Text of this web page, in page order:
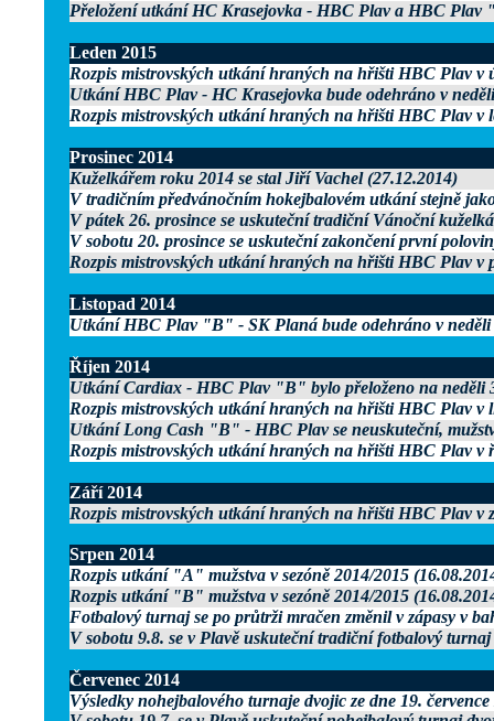
Přeložení utkání HC Krasejovka - HBC Plav a HBC Plav
Leden 2015
Rozpis mistrovských utkání hraných na hřišti HBC Plav v
Utkání HBC Plav - HC Krasejovka bude odehráno v
Rozpis mistrovských utkání hraných na hřišti HBC Plav v
Prosinec 2014
Kuželkářem roku 2014 se stal Jiří Vachel (27.12.2014)
V tradičním předvánočním hokejbalovém utkání stejně
V pátek 26. prosince se uskuteční tradiční Vánoční
V sobotu 20. prosince se uskuteční zakončení první
Rozpis mistrovských utkání hraných na hřišti HBC Plav v
Listopad 2014
Utkání HBC Plav "B" - SK Planá bude odehráno v neděli
Říjen 2014
Utkání Cardiax - HBC Plav "B" bylo přeloženo na neděli
Rozpis mistrovských utkání hraných na hřišti HBC Plav v
Utkání Long Cash "B" - HBC Plav se neuskuteční,
Rozpis mistrovských utkání hraných na hřišti HBC Plav v
Září 2014
Rozpis mistrovských utkání hraných na hřišti HBC Plav v
Srpen 2014
Rozpis utkání "A" mužstva v sezóně 2014/2015
Rozpis utkání "B" mužstva v sezóně 2014/2015
Fotbalový turnaj se po průtrži mračen změnil v zápasy v
V sobotu 9.8. se v Plavě uskuteční tradiční fotbalový turnaj
Červenec 2014
Výsledky nohejbalového turnaje dvojic ze dne 19.